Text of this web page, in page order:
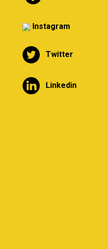
Instagram
Twitter
Linkedin